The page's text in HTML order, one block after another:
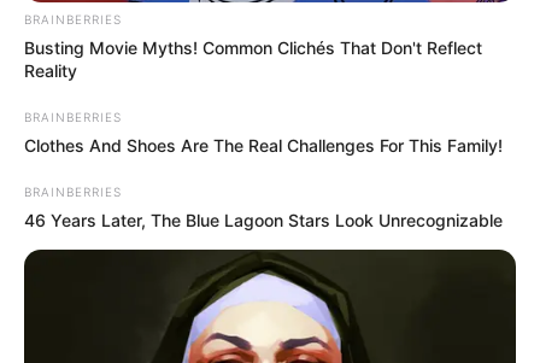
BRAINBERRIES
Busting Movie Myths! Common Clichés That Don't Reflect
Reality
BRAINBERRIES
Clothes And Shoes Are The Real Challenges For This Family!
BRAINBERRIES
46 Years Later, The Blue Lagoon Stars Look Unrecognizable